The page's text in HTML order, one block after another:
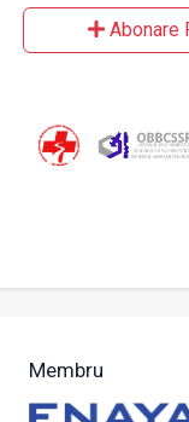
Abonare
Membru